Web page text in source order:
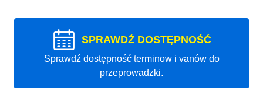
SPRAWDŹ DOSTĘPNOŚĆ
Sprawdź dostępność terminow i vanów do
przeprowadzki.